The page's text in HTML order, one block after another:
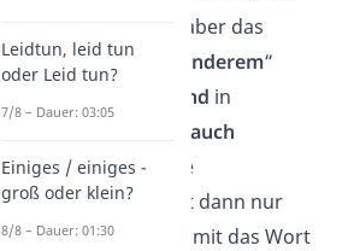
zwar immer klein, aber das
verwandte Wort „
Anderem“
und in
auch
großschreiben
. Die
Großschreibung ist dann nur
richtig, wenn du damit das Wort
Leidtun, leid tun
oder Leid tun?
7/8 – Dauer: 03:05
Einiges / einiges -
groß oder klein?
8/8 – Dauer: 01:30